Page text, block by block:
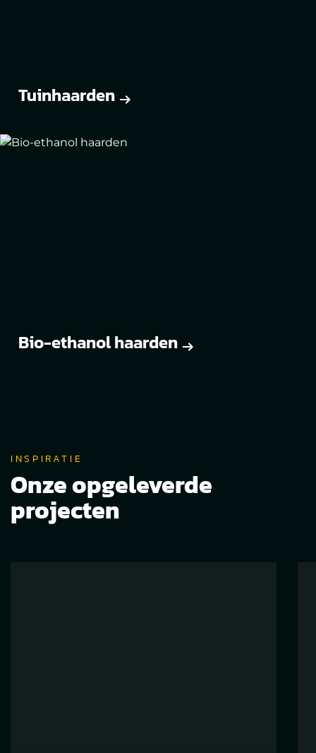
Tuinhaarden
Bio-ethanol haarden
INSPIRATIE
Onze opgeleverde
projecten